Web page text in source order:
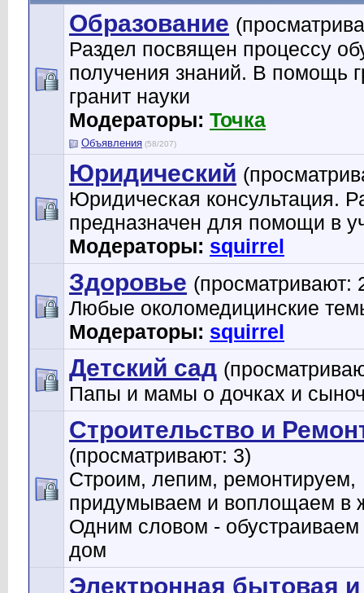
Образование
Раздел посвящен процессу
получения знаний. В помощь
гранит науки
Модераторы: Точка
Объявления (58/207)
Юридический
Юридическая консультация.
предназначен для помощи в
Модераторы: squirrel
Здоровье (просматривают:
Любые околомедицинские
Модераторы: squirrel
Детский сад
Папы и мамы о дочках и
Строительство и
(просматривают: 3)
Строим, лепим, ремонтируем,
придумываем и воплощаем в
Одним словом - обустраиваем
дом
Электронная бытовая и